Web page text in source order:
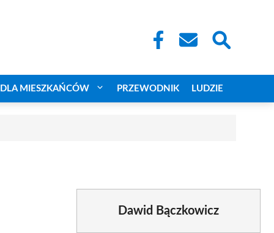
DLA MIESZKAŃCÓW PRZEWODNIK LUDZIE
Dawid Bączkowicz